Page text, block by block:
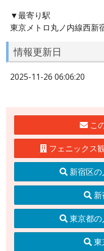
▼最寄り駅
東京メトロ丸ノ内線西新
情報更新日
2025-11-26 06:06:20
こ
フェニックス
新宿区
東京都
東